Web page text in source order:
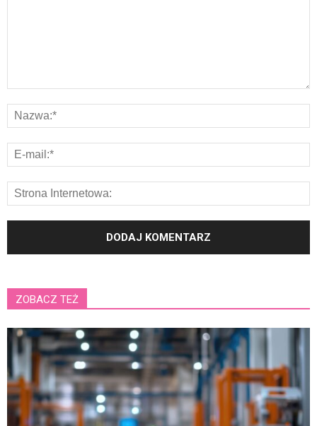
ZOBACZ TEŻ